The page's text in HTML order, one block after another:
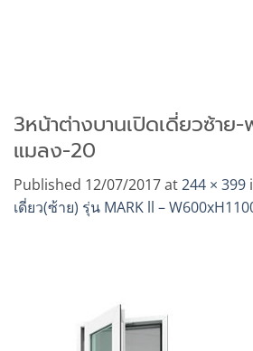
3หน้าต่างบานเปิดเดี่ยวซ้าย
แมลง-20
Published 12/07/2017at244 × 399
เดี่ยว(ซ้าย) รุ่น MARK ll –